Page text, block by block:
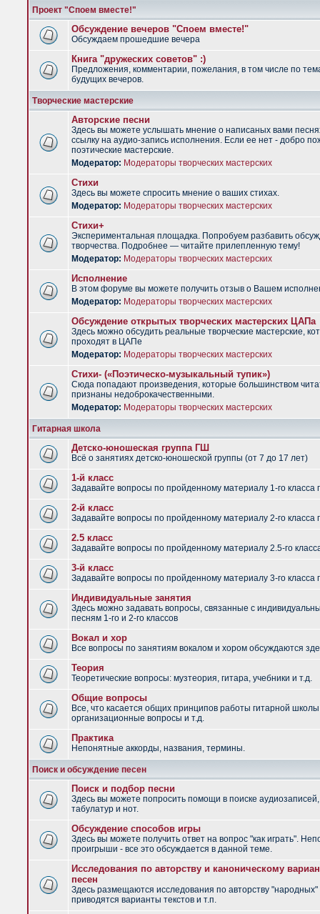
Проект "Споем вместе!"
Обсуждение вечеров "Споем вместе!"
Обсуждаем прошедшие вечера
Книга "дружеских советов" :)
Предложения, комментарии, пожелания, в том числе по
будущих вечеров.
Творческие мастерские
Авторские песни
Здесь вы можете услышать мнение о написаных вами
ссылку на аудио-запись исполнения. Если ее нет - добро
поэтические мастерские.
Модератор: Модераторы творческих мастерских
Стихи
Здесь вы можете спросить мнение о ваших стихах.
Модератор: Модераторы творческих мастерских
Стихи+
Экспериментальная площадка. Попробуем разбавить
творчества. Подробнее — читайте прилепленную тему!
Модератор: Модераторы творческих мастерских
Исполнение
В этом форуме вы можете получить отзыв о Вашем
Модератор: Модераторы творческих мастерских
Обсуждение открытых творческих мастерских ЦАПа
Здесь можно обсудить реальные творческие мастерские,
проходят в ЦАПе
Модератор: Модераторы творческих мастерских
Стихи- («Поэтическо-музыкальный тупик»)
Сюда попадают произведения, которые большинством
признаны недоброкачественными.
Модератор: Модераторы творческих мастерских
Гитарная школа
Детско-юношеская группа ГШ
Всё о занятиях детско-юношеской группы (от 7 до 17 лет)
1-й класс
Задавайте вопросы по пройденному материалу 1-го класса
2-й класс
Задавайте вопросы по пройденному материалу 2-го класса
2.5 класс
Задавайте вопросы по пройденному материалу 2.5-го
3-й класс
Задавайте вопросы по пройденному материалу 3-го класса
Индивидуальные занятия
Здесь можно задавать вопросы, связанные с
песням 1-го и 2-го классов
Вокал и хор
Все вопросы по занятиям вокалом и хором обсуждаются
Теория
Теоретические вопросы: музтеория, гитара, учебники и т.д.
Общие вопросы
Все, что касается общих принципов работы гитарной
организационные вопросы и т.д.
Практика
Непонятные аккорды, названия, термины.
Поиск и обсуждение песен
Поиск и подбор песни
Здесь вы можете попросить помощи в поиске аудиозаписей,
табулатур и нот.
Обсуждение способов игры
Здесь вы можете получить ответ на вопрос "как играть".
проигрыши - все это обсуждается в данной теме.
Исследования по авторству и каноническому
песен
Здесь размещаются исследования по авторству "народных"
приводятся варианты текстов и т.п.